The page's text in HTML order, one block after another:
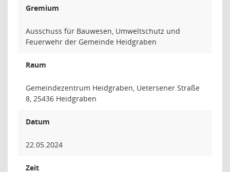
Gremium
Ausschuss für Bauwesen, Umweltschutz und
Feuerwehr der Gemeinde Heidgraben
Raum
Gemeindezentrum Heidgraben, Uetersener Straße
8, 25436 Heidgraben
Datum
22.05.2024
Zeit